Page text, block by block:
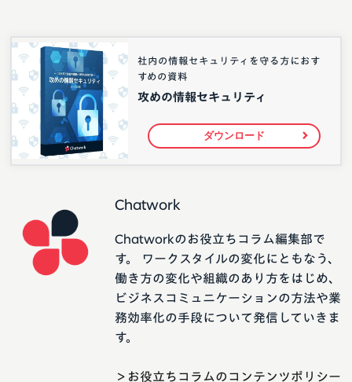
社内の情報セキュリティを守る方におす
すめの資料
攻めの情報セキュリティ
ダウンロード
Chatwork
Chatworkのお役立ちコラム編集部で
す。 ワークスタイルの変化にともなう、
働き方の変化や組織のあり方をはじめ、
ビジネスコミュニケーションの方法や業
務効率化の手段について発信していきま
す。
＞お役立ちコラムのコンテンツポリシー